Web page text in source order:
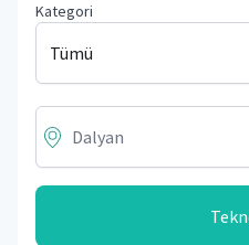
Kategori